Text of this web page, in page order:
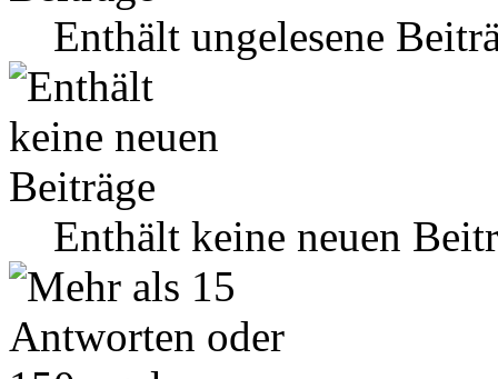
Enthält ungelesene
Enthält keine neuen